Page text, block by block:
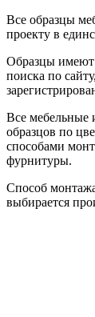
Все образцы
проекту в
Образцы имеют
поиска по
Все мебельные
образцов по
способами
фурнитуры.
Способ
выбирается